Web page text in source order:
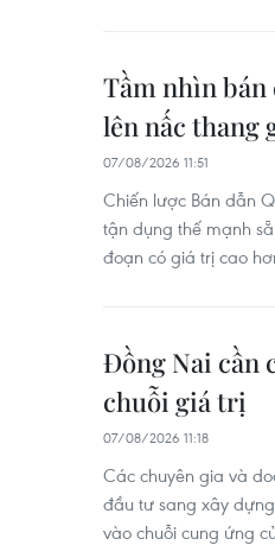
Tầm nhìn bán
lên nấc thang
07/08/2026 11:51
Chiến lược Bán dẫn
tận dụng thế mạnh
đoạn có giá trị cao
Đồng Nai cần
chuỗi giá trị
07/08/2026 11:18
Các chuyên gia và
đầu tư sang xây
vào chuỗi cung ứng